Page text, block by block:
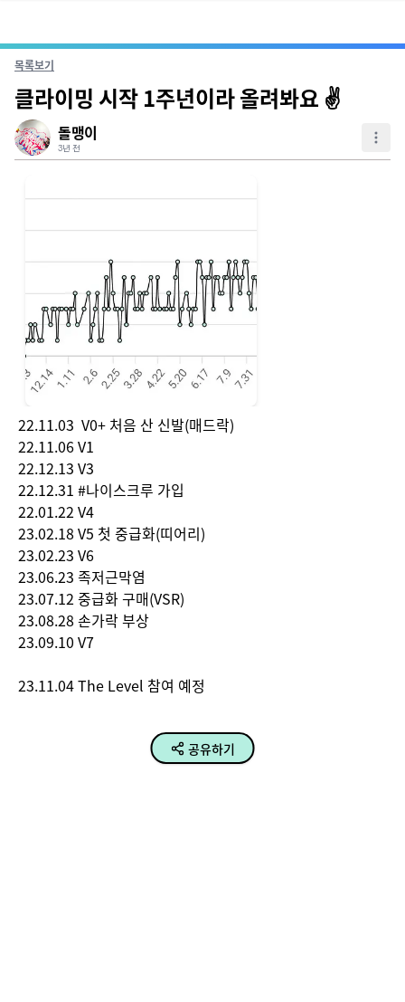
목록보기
클라이밍 시작 1주년이라 올려봐요 ✌️
돌맹이
3년 전
22.11.03  V0+ 처음 산 신발(매드락)
22.11.06 V1
22.12.13 V3
22.12.31 #나이스크루 가입
22.01.22 V4
23.02.18 V5 첫 중급화(띠어리)
23.02.23 V6
23.06.23 족저근막염
23.07.12 중급화 구매(VSR)
23.08.28 손가락 부상
23.09.10 V7
23.11.04 The Level 참여 예정
공유하기